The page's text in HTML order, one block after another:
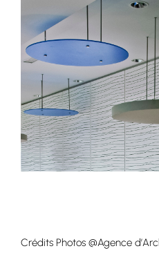
Crédits Photos @Agence